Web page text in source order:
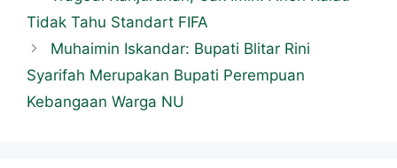
Tidak Tahu Standart FIFA
Muhaimin Iskandar: Bupati Blitar Rini
Syarifah Merupakan Bupati Perempuan
Kebangaan Warga NU